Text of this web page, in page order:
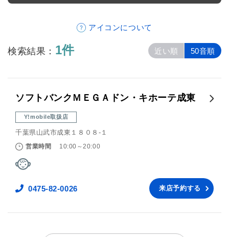
アイコンについて
検索結果： 1件 近い順 50音順
ソフトバンクＭＥＧＡドン・キホーテ成東
Y!mobile取扱店
千葉県山武市成東１８０８‐１
営業時間 10:00～20:00
0475-82-0026 来店予約する